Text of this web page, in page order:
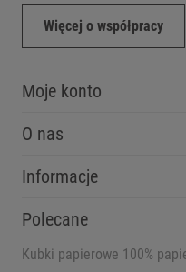
Więcej o współpracy
Moje konto
O nas
Informacje
Polecane
Kubki papierowe 100%